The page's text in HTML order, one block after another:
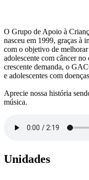
O Grupo de Apoio à
nasceu em 1999, graças à
com o objetivo de
adolescente com câncer
crescente demanda, o
e adolescentes com
Aprecie nossa história
música.
Unidades